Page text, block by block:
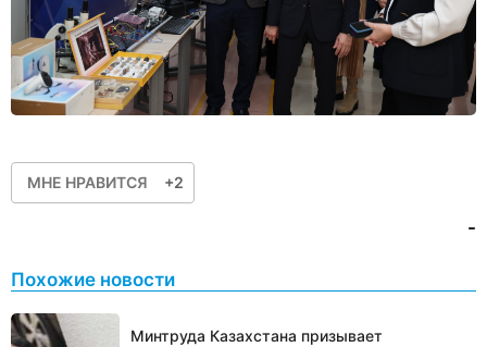
МНЕ НРАВИТСЯ +2
-
Похожие новости
Минтруда Казахстана призывает